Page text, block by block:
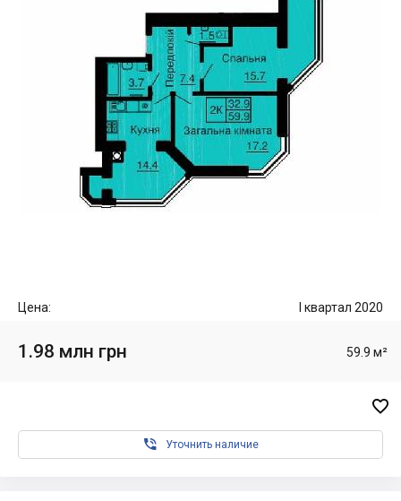
Цена: I квартал 2020
1.98 млн грн 59.9 м²

 Уточнить наличие